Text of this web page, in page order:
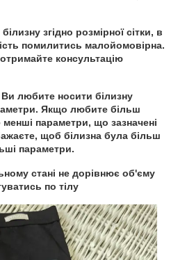
згідно розмірної сітки, в
помилитись малойомовірна.
консультацію
Ви любите носити білизну
Якщо любите більш
параметри, що зазначені
щоб білизна була більш
параметри.
стані не дорівнює об'єму
по тілу